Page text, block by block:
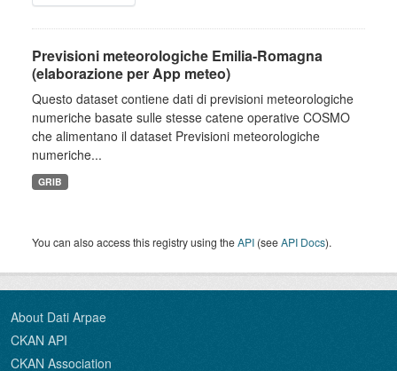
Previsioni meteorologiche Emilia-Romagna
(elaborazione per App meteo)
Questo dataset contiene dati di previsioni meteorologiche
numeriche basate sulle stesse catene operative COSMO
che alimentano il dataset Previsioni meteorologiche
numeriche...
GRIB
You can also access this registry using theAPI (seeAPI Docs).
About Dati Arpae
CKAN API
CKAN Association